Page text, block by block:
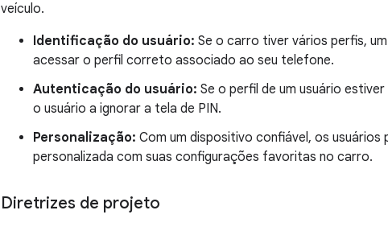
veículo.
Identificação do usuário: Se o carro tiver vários perfis,
acessar o perfil correto associado ao seu telefone.
Autenticação do usuário: Se o perfil de um usuário
o usuário a ignorar a tela de PIN.
Personalização: Com um dispositivo confiável, os usuários
personalizada com suas configurações favoritas no carro.
Diretrizes de projeto